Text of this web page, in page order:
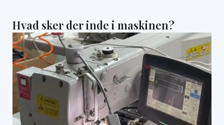
Hvad sker der inde i maskinen?